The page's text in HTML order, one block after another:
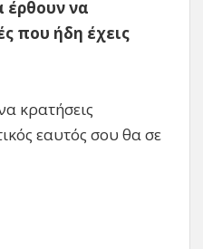
έρθουν να
που ήδη έχεις
κρατήσεις
εαυτός σου θα σε